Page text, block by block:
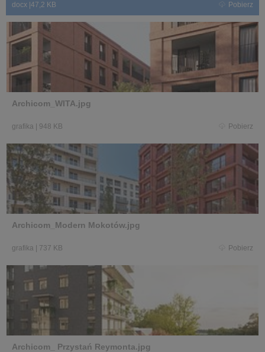
docx 47,2 KB Pobierz
Archicom_WITA.jpg
grafika 948 KB Pobierz
Archicom_Modern Mokotów.jpg
grafika 737 KB Pobierz
Archicom_ Przystań Reymonta.jpg